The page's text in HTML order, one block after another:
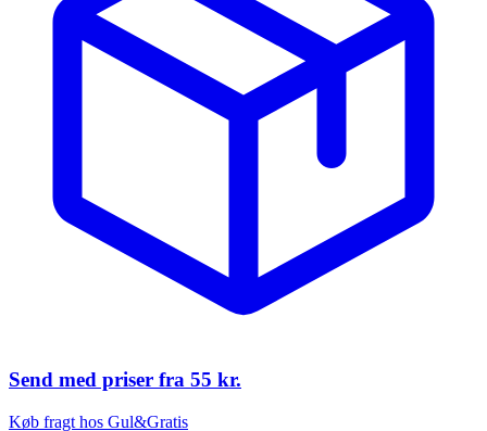
Send med priser fra 55 kr.
Køb fragt hos Gul&Gratis